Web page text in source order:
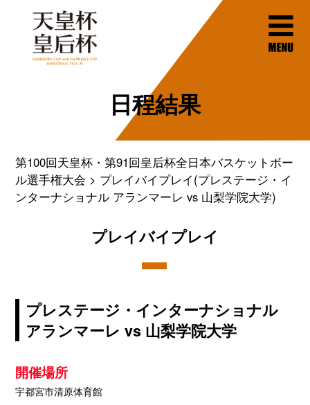
日程結果
第100回天皇杯・第91回皇后杯全日本バスケットボー
ル選手権大会
プレイバイプレイ(プレステージ・イ
ンターナショナル アランマーレ vs 山梨学院大学)
プレイバイプレイ
プレステージ・インターナショナル
アランマーレ vs 山梨学院大学
開催場所
宇都宮市清原体育館